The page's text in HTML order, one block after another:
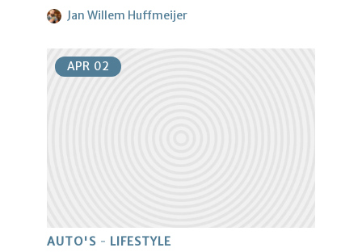
Jan Willem Huffmeijer
APR 02
AUTO'S LIFESTYLE